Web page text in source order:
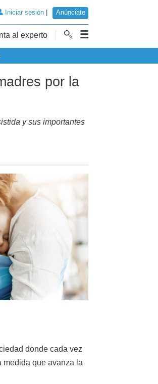
Iniciar sesión| Anúnciate
al experto
por la
y sus importantes
donde cada vez
medida que avanza la